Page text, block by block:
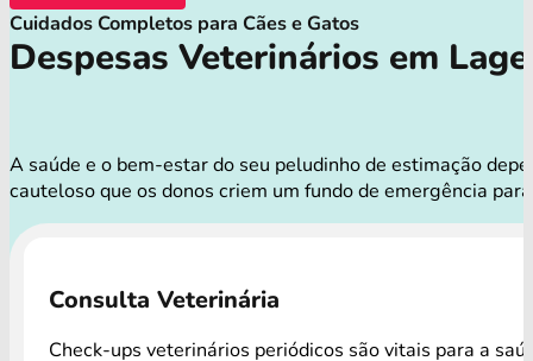
Cuidados Completos para Cães e Gatos
Despesas Veterinários em
A saúde e o bem-estar do seu peludinho de estimação
cauteloso que os donos criem um fundo de emergência
Consulta Veterinária
Check-ups veterinários periódicos são vitais para a